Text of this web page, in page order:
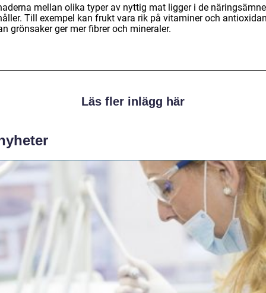
mellan olika typer av nyttig mat ligger i de
Till exempel kan frukt vara rik på vitaminer och
grönsaker ger mer fibrer och mineraler.
Läs fler inlägg här